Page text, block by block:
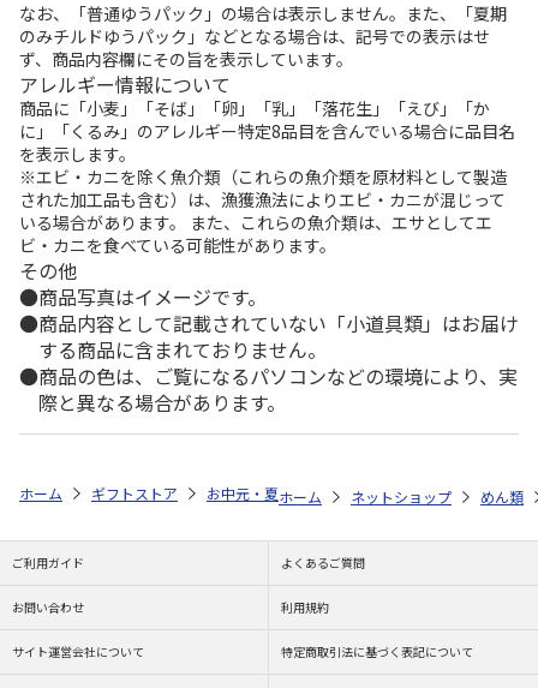
なお、「普通ゆうパック」の場合は表示しません。また、「夏期
のみチルドゆうパック」などとなる場合は、記号での表示はせ
ず、商品内容欄にその旨を表示しています。
アレルギー情報について
商品に「小麦」「そば」「卵」「乳」「落花生」「えび」「か
に」「くるみ」のアレルギー特定8品目を含んでいる場合に品目名
を表示します。
※エビ・カニを除く魚介類（これらの魚介類を原材料として製造
された加工品も含む）は、漁獲漁法によりエビ・カニが混じって
いる場合があります。 また、これらの魚介類は、エサとしてエ
ビ・カニを食べている可能性があります。
その他
商品写真はイメージです。
商品内容として記載されていない「小道具類」はお届け
する商品に含まれておりません。
商品の色は、ご覧になるパソコンなどの環境により、実
際と異なる場合があります。
ホーム ギフトストア お中元・夏ギフト特集 2026 ゆうゆうギフト
ホーム ネットショップ めん類
ご利用ガイド よくあるご質問
お問い合わせ 利用規約
サイト運営会社について 特定商取引法に基づく表記について